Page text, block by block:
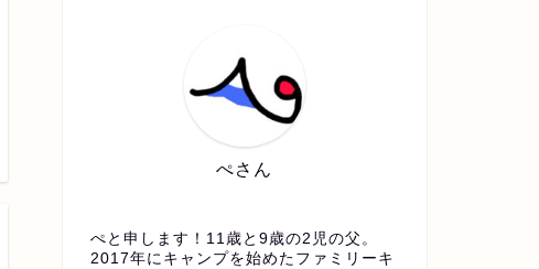
ぺさん
ぺと申します！11歳と9歳の2児の父。
2017年にキャンプを始めたファミリーキ